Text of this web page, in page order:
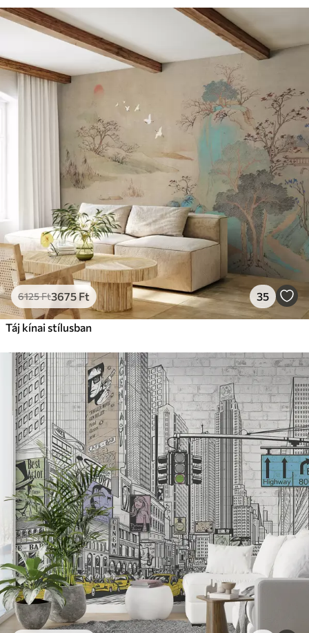
6125Ft3675 Ft 35
Táj kínai stílusban